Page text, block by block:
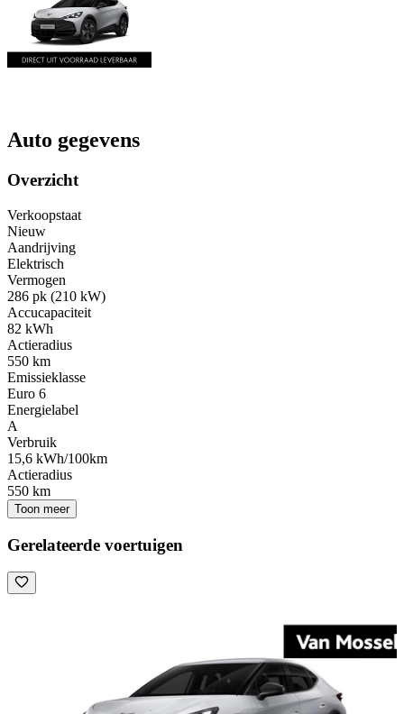
Auto gegevens
Overzicht
Verkoopstaat
Nieuw
Aandrijving
Elektrisch
Vermogen
286 pk (210 kW)
Accucapaciteit
82 kWh
Actieradius
550 km
Emissieklasse
Euro 6
Energielabel
A
Verbruik
15,6 kWh/100km
Actieradius
550 km
Toon meer
Gerelateerde voertuigen